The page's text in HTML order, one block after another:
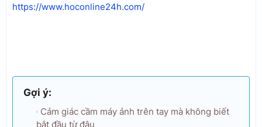
https://www.hoconline24h.com/
Gợi ý:
Cảm giác cầm máy ảnh trên tay mà không biết
bắt đầu từ đâu